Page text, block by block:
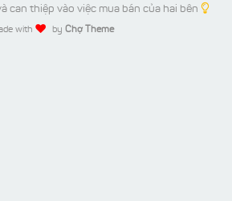
can thiệp vào việc mua bán của hai bên
with by Chợ Theme